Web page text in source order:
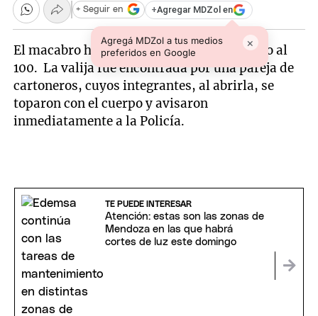
+Agregar MDZol en
Agregá MDZol a tus medios
preferidos en Google
×
+ Seguir en
El macabro hallazgo tuvo lugar en Camargo al
100. La valija fue encontrada por una pareja de
cartoneros, cuyos integrantes, al abrirla, se
toparon con el cuerpo y avisaron
inmediatamente a la Policía.
TE PUEDE INTERESAR
Atención: estas son las zonas de
Mendoza en las que habrá
cortes de luz este domingo